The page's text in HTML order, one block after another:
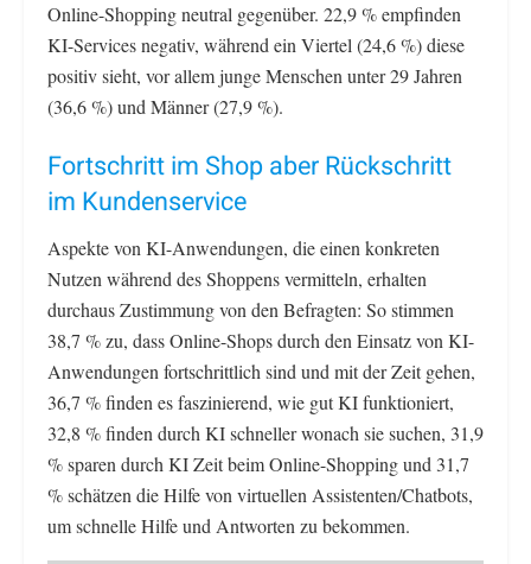
Online-Shopping neutral gegenüber. 22,9 % empfinden
KI-Services negativ, während ein Viertel (24,6 %) diese
positiv sieht, vor allem junge Menschen unter 29 Jahren
(36,6 %) und Männer (27,9 %).
Fortschritt im Shop aber Rückschritt
im Kundenservice
Aspekte von KI-Anwendungen, die einen konkreten
Nutzen während des Shoppens vermitteln, erhalten
durchaus Zustimmung von den Befragten: So stimmen
38,7 % zu, dass Online-Shops durch den Einsatz von KI-
Anwendungen fortschrittlich sind und mit der Zeit gehen,
36,7 % finden es faszinierend, wie gut KI funktioniert,
32,8 % finden durch KI schneller wonach sie suchen, 31,9
% sparen durch KI Zeit beim Online-Shopping und 31,7
% schätzen die Hilfe von virtuellen Assistenten/Chatbots,
um schnelle Hilfe und Antworten zu bekommen.